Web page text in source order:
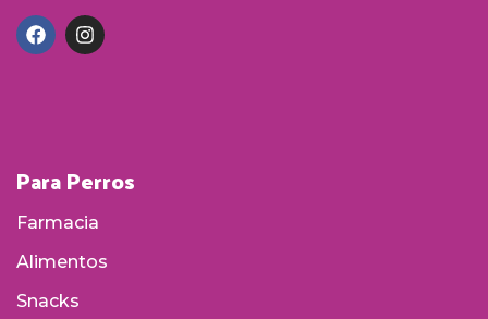
Para Perros
Farmacia
Alimentos
Snacks